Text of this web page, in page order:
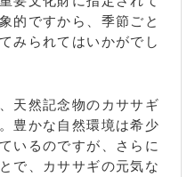
的ですから、季節ごと
みられてはいかがでし
天然記念物のカササギ
豊かな自然環境は希少
いるのですが、さらに
で、カササギの元気な